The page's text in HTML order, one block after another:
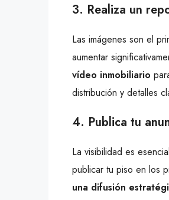
3. Realiza un
Las imágenes son el
aumentar
vídeo inmobiliario
distribución y detalles
4. Publica tu
La visibilidad es
publicar tu piso en los
una difusión